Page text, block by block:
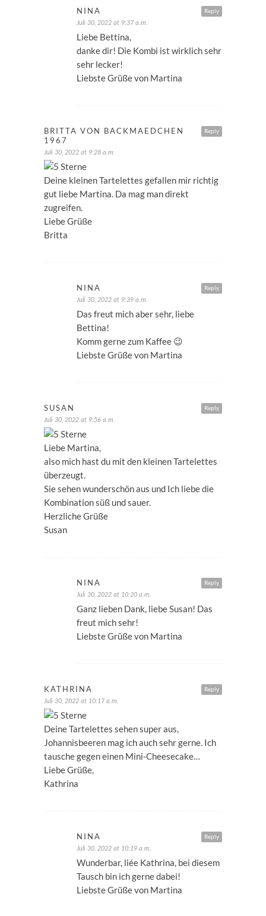
Reply
NINA
Juli 30, 2022 at 9:37 a.m.
Liebe Bettina,
danke dir! Die Kombi ist wirklich sehr
sehr lecker!
Liebste Grüße von Martina
Reply
BRITTA VON BACKMAEDCHEN
1967
Juli 30, 2022 at 9:28 a.m.
Deine kleinen Tartelettes gefallen mir richtig
gut liebe Martina. Da mag man direkt
zugreifen.
Liebe Grüße
Britta
Reply
NINA
Juli 30, 2022 at 9:39 a.m.
Das freut mich aber sehr, liebe
Bettina!
Komm gerne zum Kaffee 😉
Liebste Grüße von Martina
Reply
SUSAN
Juli 30, 2022 at 9:56 a.m.
Liebe Martina,
also mich hast du mit den kleinen Tartelettes
überzeugt.
Sie sehen wunderschön aus und Ich liebe die
Kombination süß und sauer.
Herzliche Grüße
Susan
Reply
NINA
Juli 30, 2022 at 10:20 a.m.
Ganz lieben Dank, liebe Susan! Das
freut mich sehr!
Liebste Grüße von Martina
Reply
KATHRINA
Juli 30, 2022 at 10:17 a.m.
Deine Tartelettes sehen super aus,
Johannisbeeren mag ich auch sehr gerne. Ich
tausche gegen einen Mini-Cheesecake…
Liebe Grüße,
Kathrina
Reply
NINA
Juli 30, 2022 at 10:19 a.m.
Wunderbar, liée Kathrina, bei diesem
Tausch bin ich gerne dabei!
Liebste Grüße von Martina